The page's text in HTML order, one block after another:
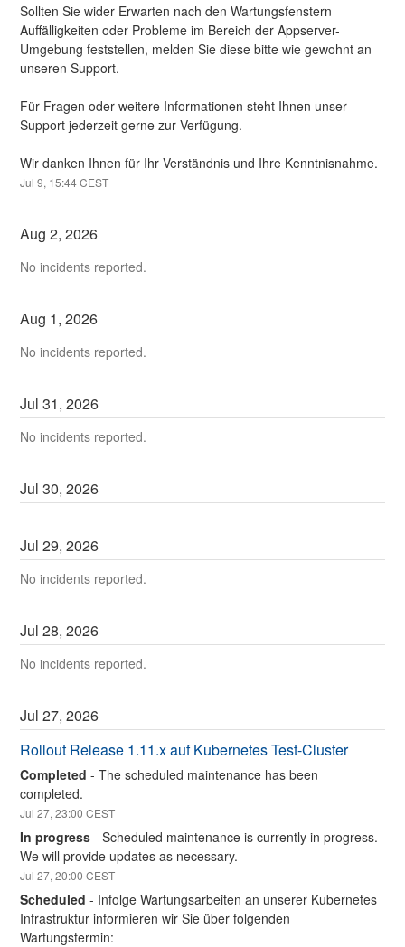
Sollten Sie wider Erwarten nach den Wartungsfenstern
Auffälligkeiten oder Probleme im Bereich der Appserver-
Umgebung feststellen, melden Sie diese bitte wie gewohnt an
unseren Support.
Für Fragen oder weitere Informationen steht Ihnen unser
Support jederzeit gerne zur Verfügung.
Wir danken Ihnen für Ihr Verständnis und Ihre Kenntnisnahme.
Jul9, 15:44CEST
Aug2,2026
No incidents reported.
Aug 1,2026
No incidents reported.
Jul31,2026
No incidents reported.
Jul30,2026
Jul29,2026
No incidents reported.
Jul28,2026
No incidents reported.
Jul27,2026
Rollout Release 1.11.x auf Kubernetes Test-Cluster
Completed -The scheduled maintenance has been
completed.
Jul27,23:00 CEST
In progress -Scheduled maintenance is currently in progress.
We will provide updates as necessary.
Jul27,20:00 CEST
Scheduled - Infolge Wartungsarbeiten an unserer Kubernetes
Infrastruktur informieren wir Sie über folgenden
Wartungstermin: